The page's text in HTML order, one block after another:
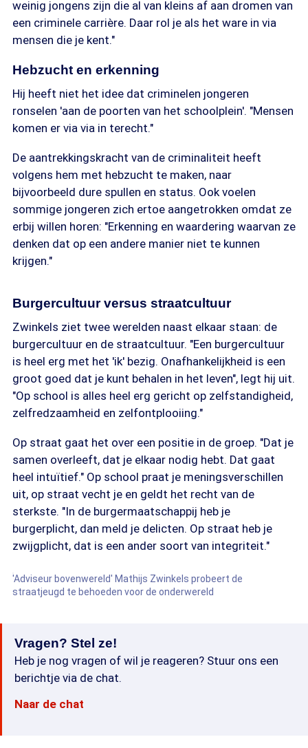
weinig jongens zijn die al van kleins af aan dromen van
een criminele carrière. Daar rol je als het ware in via
mensen die je kent."
Hebzucht en erkenning
Hij heeft niet het idee dat criminelen jongeren
ronselen 'aan de poorten van het schoolplein'. "Mensen
komen er via via in terecht."
De aantrekkingskracht van de criminaliteit heeft
volgens hem met hebzucht te maken, naar
bijvoorbeeld dure spullen en status. Ook voelen
sommige jongeren zich ertoe aangetrokken omdat ze
erbij willen horen: "Erkenning en waardering waarvan ze
denken dat op een andere manier niet te kunnen
krijgen."
Burgercultuur versus straatcultuur
Zwinkels ziet twee werelden naast elkaar staan: de
burgercultuur en de straatcultuur. "Een burgercultuur
is heel erg met het 'ik' bezig. Onafhankelijkheid is een
groot goed dat je kunt behalen in het leven", legt hij uit.
"Op school is alles heel erg gericht op zelfstandigheid,
zelfredzaamheid en zelfontplooiing."
Op straat gaat het over een positie in de groep. "Dat je
samen overleeft, dat je elkaar nodig hebt. Dat gaat
heel intuïtief." Op school praat je meningsverschillen
uit, op straat vecht je en geldt het recht van de
sterkste. "In de burgermaatschappij heb je
burgerplicht, dan meld je delicten. Op straat heb je
zwijgplicht, dat is een ander soort van integriteit."
'Adviseur bovenwereld' Mathijs Zwinkels probeert de
straatjeugd te behoeden voor de onderwereld
Vragen? Stel ze!
Heb je nog vragen of wil je reageren? Stuur ons een
berichtje via de chat.
Naar de chat